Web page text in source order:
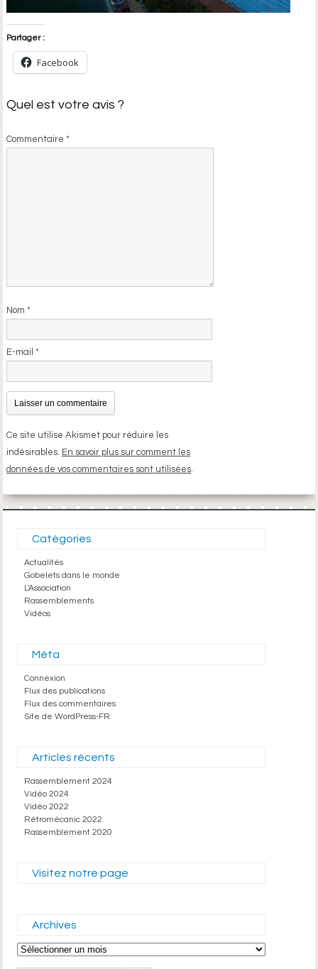
Partager :
Facebook
Quel est votre avis ?
Commentaire *
Nom *
E-mail *
Ce site utilise Akismet pour réduire les
indésirables. En savoir plus sur comment les
données de vos commentaires sont utilisées.
Catégories
Actualités
Gobelets dans le monde
L'Association
Rassemblements
Vidéos
Méta
Connexion
Flux des publications
Flux des commentaires
Site de WordPress-FR
Articles récents
Rassemblement 2024
Vidéo 2024
Vidéo 2022
Rétromécanic 2022
Rassemblement 2020
Visitez notre page
Archives
Archives